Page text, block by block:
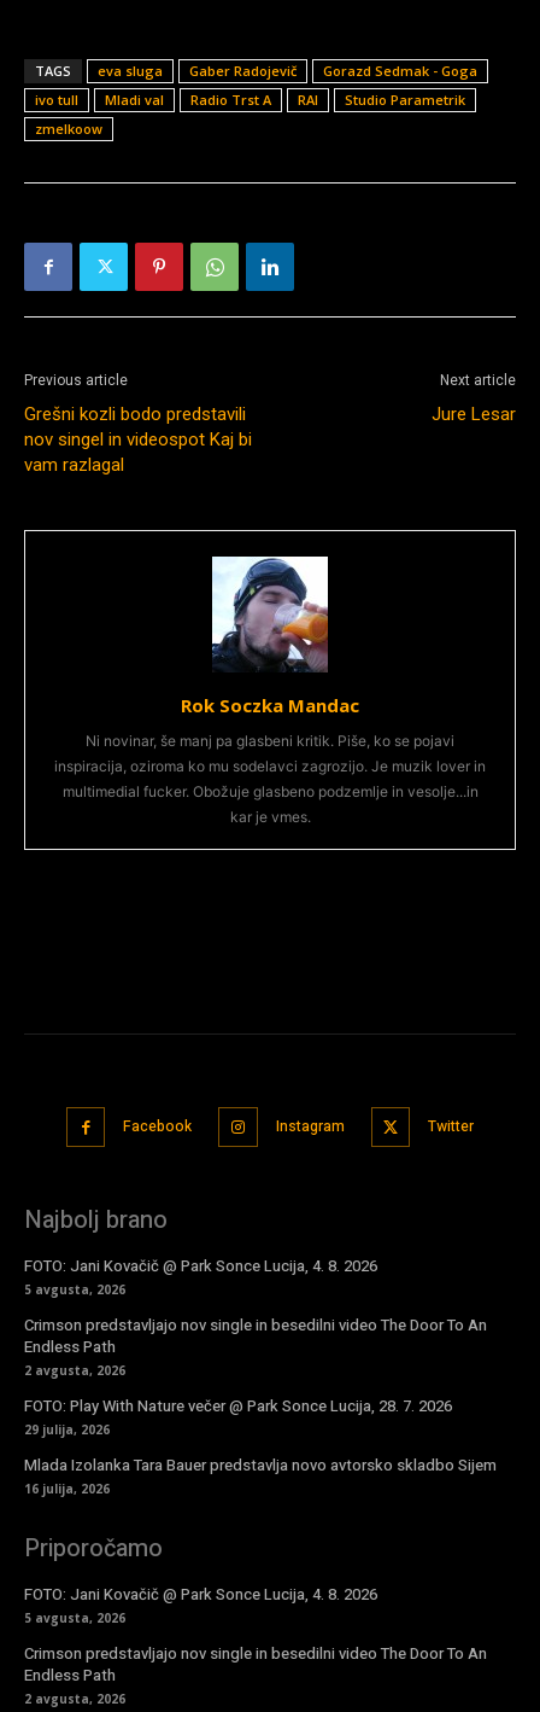
TAGS eva sluga Gaber Radojevič
Gorazd Sedmak - Goga
ivo tull
Mladi val Radio Trst A RAI
Studio Parametrik
zmelkoow
Previous article
Grešni kozli bodo predstavili
nov singel in videospot Kaj bi
vam razlagal
Next article
Jure Lesar
Rok Soczka Mandac
Ni novinar, še manj pa glasbeni kritik. Piše, ko se pojavi
inspiracija, oziroma ko mu sodelavci zagrozijo. Je muzik lover in
multimedial fucker. Obožuje glasbeno podzemlje in vesolje...in
kar je vmes.
Facebook Instagram Twitter
Najbolj brano
FOTO: Jani Kovačič @ Park Sonce Lucija, 4. 8. 2026
5 avgusta, 2026
Crimson predstavljajo nov single in besedilni video The Door To An
Endless Path
2 avgusta, 2026
FOTO: Play With Nature večer @ Park Sonce Lucija, 28. 7. 2026
29 julija, 2026
Mlada Izolanka Tara Bauer predstavlja novo avtorsko skladbo Sijem
16 julija, 2026
Priporočamo
FOTO: Jani Kovačič @ Park Sonce Lucija, 4. 8. 2026
5 avgusta, 2026
Crimson predstavljajo nov single in besedilni video The Door To An
Endless Path
2 avgusta, 2026